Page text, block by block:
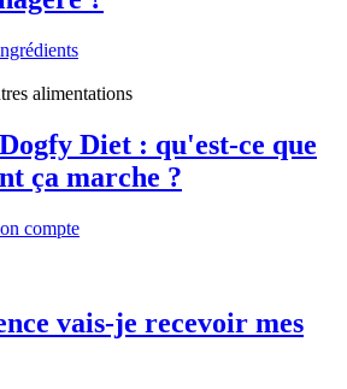
alimentations
Diet : qu'est-ce que
ça marche ?
compte
vais-je recevoir mes